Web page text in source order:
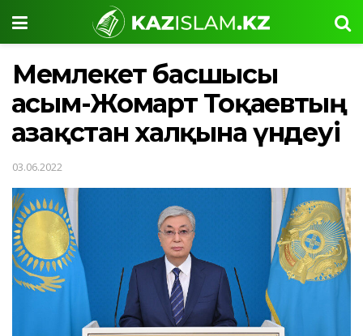
Мемлекет басшысы
Қасым-Жомарт Тоқаевтың
Қазақстан халқына үндеуі
03.06.2022